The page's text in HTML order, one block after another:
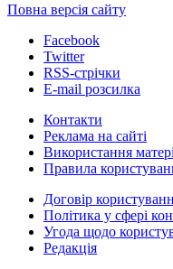
Повна версія сайту
Facebook
Twitter
RSS-стрічки
E-mail розсилка
Контакти
Реклама на сайті
Використання
Правила
Договір
Політика у сфері
Угода щодо
Редакція